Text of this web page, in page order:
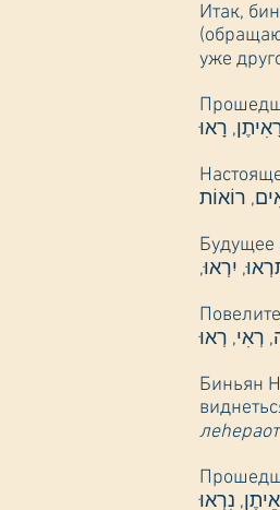
Итак,
уже
רָאוּ
רוֹאוֹת
Будущее
יִרְאוּ
רְאִי, רְאוּ
Биньян